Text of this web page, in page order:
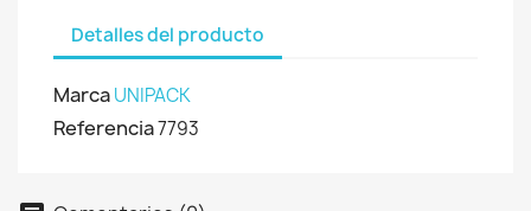
Detalles del producto
MarcaUNIPACK
Referencia7793